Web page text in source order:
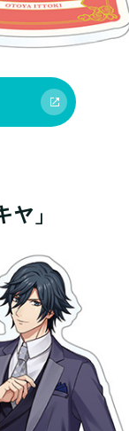
ヤ」